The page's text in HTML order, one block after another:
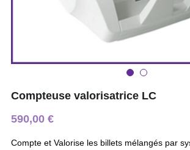
Compteuse valorisatrice LC
590,00 €
Compte et Valorise les billets mélangés par